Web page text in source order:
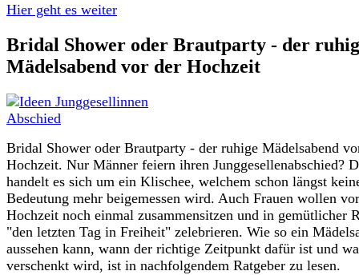
Hier geht es weiter
Bridal Shower oder Brautparty - der
Mädelsabend vor der Hochzeit
Bridal Shower oder Brautparty - der ruhige Mädelsabend
Hochzeit. Nur Männer feiern ihren Junggesellenabschied?
handelt es sich um ein Klischee, welchem schon längst
Bedeutung mehr beigemessen wird. Auch Frauen wollen
Hochzeit noch einmal zusammensitzen und in gemütlicher
"den letzten Tag in Freiheit" zelebrieren. Wie so ein
aussehen kann, wann der richtige Zeitpunkt dafür ist und
verschenkt wird, ist in nachfolgendem Ratgeber zu lesen.